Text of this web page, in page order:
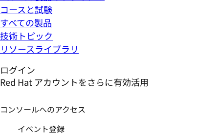
コースと試験
すべての製品
技術トピック
リソースライブラリ
ログイン
Red Hat アカウントをさらに有効活用
コンソールへのアクセス
イベント登録